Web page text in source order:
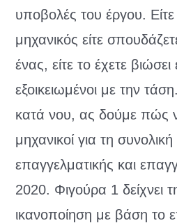
υποβολές του έργου. Είτε
μηχανικός είτε
ένας, είτε το έχετε βιώσει
εξοικειωμένοι με την
κατά νου, ας δούμε πώς
μηχανικοί για τη
επαγγελματικής και
2020. Φιγούρα 1 δείχνει
ικανοποίηση με βάση το